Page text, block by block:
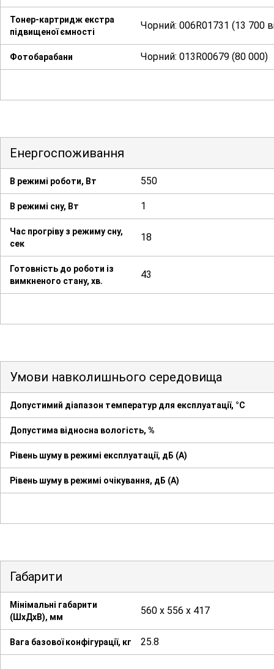
Тонер-картридж екстра
підвищеної ємності
Чорний: 006R01731 (13 700
Фотобарабани Чорний: 013R00679 (80 000)
Енергоспоживання
В режимі роботи, Вт 550
В режимі сну, Вт 1
Час прогріву з режиму сну,
сек
18
Готовність до роботи із
вимкненого стану, хв.
43
Умови навколишнього середовища
Допустимий діапазон температур для експлуатації, °С
Допустима відносна вологість, %
Рівень шуму в режимі експлуатації, дБ (А)
Рівень шуму в режимі очікування, дБ (А)
Габарити
Мінімальні габарити
(ШхДхВ), мм
560 х 556 х 417
Вага базової конфігурації, кг 25.8